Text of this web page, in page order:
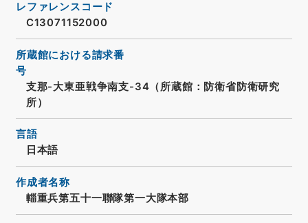
レファレンスコード
C13071152000
所蔵館における請求番
号
支那-大東亜戦争南支-34（所蔵館：防衛省防衛研究
所）
言語
日本語
作成者名称
輜重兵第五十一聯隊第一大隊本部